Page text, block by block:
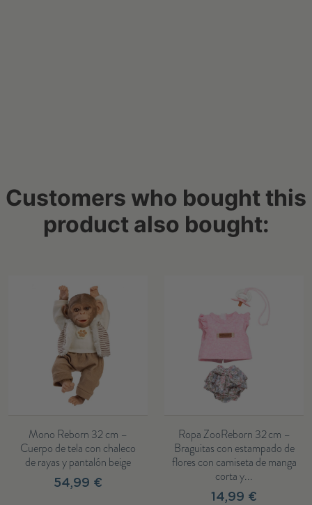
Customers who bought this
product also bought:
Mono Reborn 32 cm –
Cuerpo de tela con chaleco
de rayas y pantalón beige
54,99 €
Ropa ZooReborn 32 cm –
Braguitas con estampado de
flores con camiseta de manga
corta y...
14,99 €